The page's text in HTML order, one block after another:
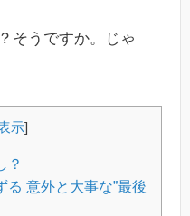
そうですか。じゃ
示]
？
る 意外と大事な”最後